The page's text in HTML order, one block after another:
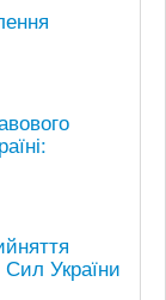
України